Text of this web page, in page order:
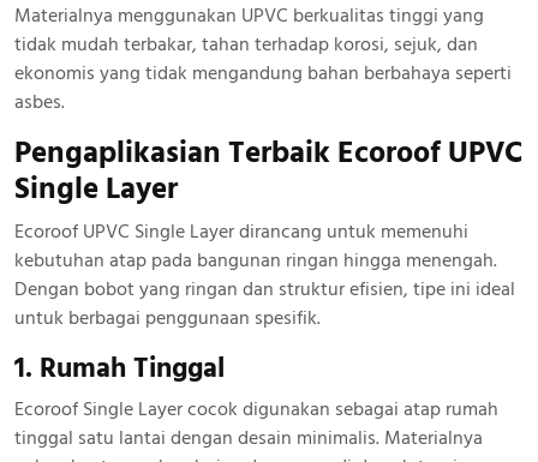
Materialnya menggunakan UPVC berkualitas tinggi yang
tidak mudah terbakar, tahan terhadap korosi, sejuk, dan
ekonomis yang tidak mengandung bahan berbahaya seperti
asbes.
Pengaplikasian Terbaik Ecoroof UPVC
Single Layer
Ecoroof UPVC Single Layer dirancang untuk memenuhi
kebutuhan atap pada bangunan ringan hingga menengah.
Dengan bobot yang ringan dan struktur efisien, tipe ini ideal
untuk berbagai penggunaan spesifik.
1. Rumah Tinggal
Ecoroof Single Layer cocok digunakan sebagai atap rumah
tinggal satu lantai dengan desain minimalis. Materialnya